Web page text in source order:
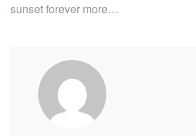
sunset forever more…